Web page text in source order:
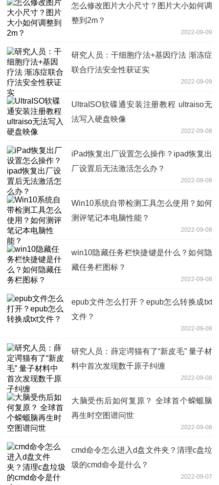
怎么修改图片大小尺寸？图片大小如何调
整到2m？
2022-09-09
研究人员：干细胞疗法+基因疗法 渐冻症
联合疗法安全性获证实
2022-09-09
UltraISO软碟通安装注册教程 ultraiso无
法写入硬盘映像
2022-09-08
iPad恢复出厂设置怎么操作？ipad恢复出
厂设置后无法激活怎么办？
2022-09-08
Win10系统自带检测工具怎么使用？如何
测评笔记本电脑性能？
2022-09-08
win10隐藏任务栏快捷键是什么？如何隐
藏任务栏图标？
2022-09-08
epub文件怎么打开？epub怎么转换成txt
文件？
2022-09-08
研究人员：薛定谔猫有了“新皮毛” 量子材
料中首次发现数千原子纠缠
2022-09-08
大脑受伤后如何复原？ 全球首个蝾螈脑
再生时空图谱问世
2022-09-08
cmd命令怎么进入d盘文件夹？清理c盘垃
圾的cmd命令是什么？
2022-09-07